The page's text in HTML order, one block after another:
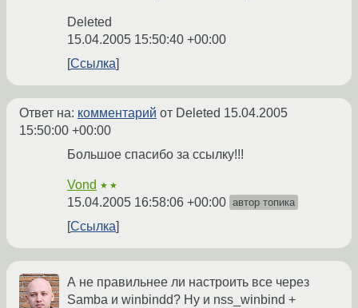
Deleted
15.04.2005 15:50:40 +00:00
Ссылка
Ответ на: комментарий от Deleted 15.04.2005
15:50:00 +00:00
Большое спасибо за ссылку!!!
Vond ★★
15.04.2005 16:58:06 +00:00 автор топика
Ссылка
А не правильнее ли настроить все через
Samba и winbindd? Ну и nss_winbind +